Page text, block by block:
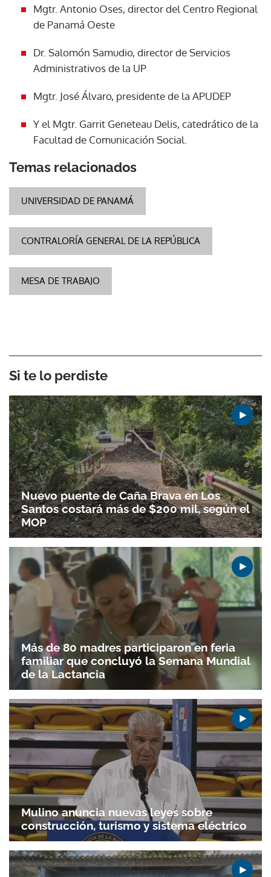
Mgtr. Antonio Oses, director del Centro Regional
de Panamá Oeste
Dr. Salomón Samudio, director de Servicios
Administrativos de la UP
Mgtr. José Álvaro, presidente de la APUDEP
Y el Mgtr. Garrit Geneteau Delis, catedrático de la
Facultad de Comunicación Social.
Temas relacionados
UNIVERSIDAD DE PANAMÁ
CONTRALORÍA GENERAL DE LA REPÚBLICA
MESA DE TRABAJO
Si te lo perdiste
Nuevo puente de Caña Brava en Los
Santos costará más de $200 mil, según el
MOP
Más de 80 madres participaron en feria
familiar que concluyó la Semana Mundial
de la Lactancia
Mulino anuncia nuevas leyes sobre
construcción, turismo y sistema eléctrico